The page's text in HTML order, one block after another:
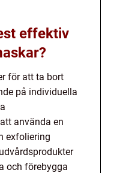
effektiv
för att ta bort
på individuella
använda en
exfoliering
och förebygga